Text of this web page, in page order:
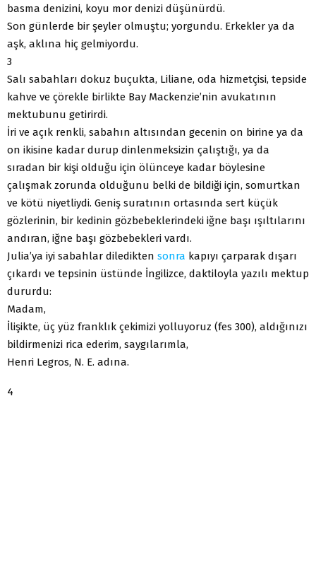
basma denizini, koyu mor denizi düşünürdü.
Son günlerde bir şeyler olmuştu; yorgundu. Erkekler ya da
aşk, aklına hiç gelmiyordu.
3
Salı sabahları dokuz buçukta, Liliane, oda hizmetçisi, tepside
kahve ve çörekle birlikte Bay Mackenzie’nin avukatının
mektubunu getirirdi.
İri ve açık renkli, sabahın altısından gecenin on birine ya da
on ikisine kadar durup dinlenmeksizin çalıştığı, ya da
sıradan bir kişi olduğu için ölünceye kadar böylesine
çalışmak zorunda olduğunu belki de bildiği için, somurtkan
ve kötü niyetliydi. Geniş suratının ortasında sert küçük
gözlerinin, bir kedinin gözbebeklerindeki iğne başı ışıltılarını
andıran, iğne başı gözbebekleri vardı.
Julia’ya iyi sabahlar diledikten sonra kapıyı çarparak dışarı
çıkardı ve tepsinin üstünde İngilizce, daktiloyla yazılı mektup
dururdu:
Madam,
İlişikte, üç yüz franklık çekimizi yolluyoruz (fes 300), aldığınızı
bildirmenizi rica ederim, saygılarımla,
Henri Legros, N. E. adına.
4